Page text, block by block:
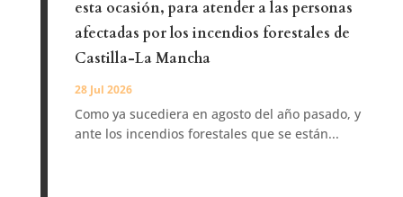
esta ocasión, para atender a las personas
afectadas por los incendios forestales de
Castilla-La Mancha
28 Jul 2026
Como ya sucediera en agosto del año pasado, y
ante los incendios forestales que se están...